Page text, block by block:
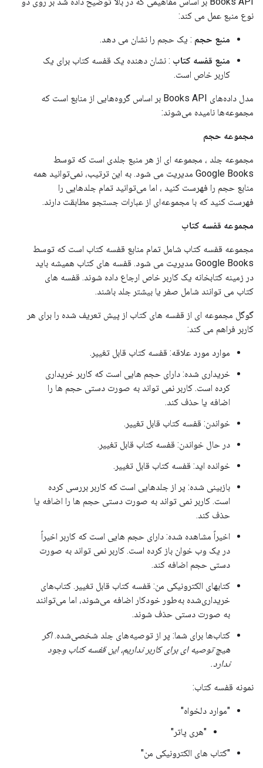
نوع منبع عمل می کند:
منبع حجم : یک حجم را نشان می دهد.
منبع قفسه کتاب : نشان دهنده یک قفسه کتاب برای یک
کاربر خاص است.
مدل داده‌های Books API بر اساس گروه‌هایی از منابع است که
مجموعه‌ها نامیده می‌شوند:
مجموعه حجم
مجموعه جلد ، مجموعه ای از هر منبع جلدی است که توسط
Google Books مدیریت می شود. به این ترتیب، نمی‌توانید همه
منابع حجم را فهرست کنید ، اما می‌توانید تمام جلدهایی را
فهرست کنید که با مجموعه‌ای از عبارات جستجو مطابقت دارند.
مجموعه قفسه کتاب
مجموعه قفسه کتاب شامل تمام منابع قفسه کتاب است که توسط
Google Books مدیریت می شود. قفسه های کتاب همیشه باید
در زمینه کتابخانه یک کاربر خاص ارجاع داده شوند. قفسه های
کتاب می توانند شامل صفر یا بیشتر جلد باشند.
گوگل مجموعه ای از قفسه های کتاب از پیش تعریف شده را برای هر
کاربر فراهم می کند:
موارد مورد علاقه: قفسه کتاب قابل تغییر.
خریداری شده: دارای حجم هایی است که کاربر خریداری
کرده است. کاربر نمی تواند به صورت دستی حجم ها را
اضافه یا حذف کند.
خواندن: قفسه کتاب قابل تغییر.
در حال خواندن: قفسه کتاب قابل تغییر.
خوانده اید: قفسه کتاب قابل تغییر.
بازبینی شده: پر از جلدهایی است که کاربر بررسی کرده
است. کاربر نمی تواند به صورت دستی حجم ها را اضافه یا
حذف کند.
اخیراً مشاهده شده: دارای حجم هایی است که کاربر اخیراً
در یک وب خوان باز کرده است. کاربر نمی تواند به صورت
دستی حجم اضافه کند.
کتابهای الکترونیکی من: قفسه کتاب قابل تغییر. کتاب‌های
خریداری‌شده به‌طور خودکار اضافه می‌شوند، اما می‌توانند
به صورت دستی حذف شوند.
کتاب‌ها برای شما: پر از توصیه‌های جلد شخصی‌شده.اگر
هیچ توصیه ای برای کاربر نداریم، این قفسه کتاب وجود
ندارد.
نمونه قفسه کتاب:
"موارد دلخواه"
"هری پاتر"
"کتاب های الکترونیکی من"